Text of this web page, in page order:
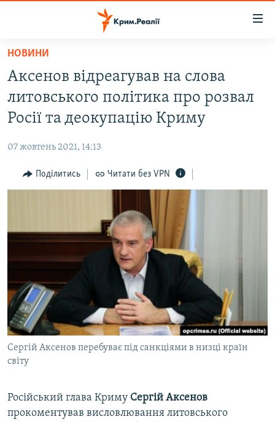
Перейти
основного
матеріалу
Перейти
до
основної
Перейти
до
ВІДЕО ТА ФОТО
БЛОГИ
ПОГЛЯД
СПЕЦПРОЕКТИ
ДЕПОРТАЦІЯ
ВІДЕОУРОКИ «ELIFBE»
СВІДЧЕННЯ ОКУПАЦІЇ
УКРАЇНСЬКА ПРОБЛЕМА КРИМУ
ІНФОГРАФІКА
ЯК ОБІЙТИ БЛОКУВАННЯ
Русский
Qırımtatar
ДОЛУЧАЙСЯ!
Усі сайти RFE/RL
НОВИНИ
Аксенов відреагував на слова
литовського політика про розвал
Росії та деокупацію Криму
07 жовтень 2021, 14:13
Поділитись Читати без VPN
Сергій Аксенов перебуває під санкціями в низці країн
світу
Російський глава Криму Сергій Аксенов
прокоментував висловлювання литовського